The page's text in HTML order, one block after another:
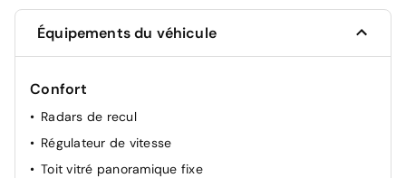
Équipements du véhicule
Confort
Radars de recul
Régulateur de vitesse
Toit vitré panoramique fixe